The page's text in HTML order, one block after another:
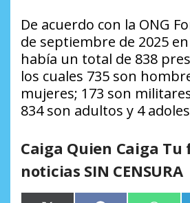
De acuerdo con la ONG
de septiembre de 2025
había un total de 838
los cuales 735 son
mujeres; 173 son
834 son adultos y 4
Caiga Quien Caiga
noticias SIN CENSURA